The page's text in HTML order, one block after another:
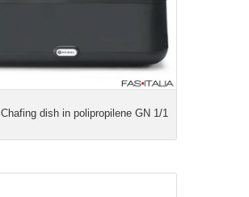
Chafing dish in polipropilene GN 1/1